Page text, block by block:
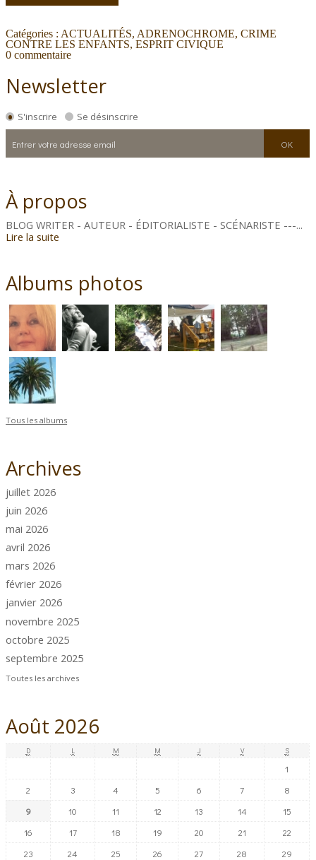
Newsletter
S'inscrire Se désinscrire
À propos
BLOG WRITER - AUTEUR - ÉDITORIALISTE - SCÉNARISTE ---...
Lire la suite
Albums photos
Tous les albums
Archives
juillet 2026
juin 2026
mai 2026
avril 2026
mars 2026
février 2026
janvier 2026
novembre 2025
octobre 2025
septembre 2025
Toutes les archives
Août 2026
D L M M J V S
1
2
3 4 5 6 7
8
9
10 11 12 13 14
15
16
17 18 19 20 21
22
23
24 25 26 27 28
29
Catégories : ACTUALITÉS, ADRENOCHROME,CRIME
CONTRE LES ENFANTS,ESPRIT CIVIQUE
0 commentaire